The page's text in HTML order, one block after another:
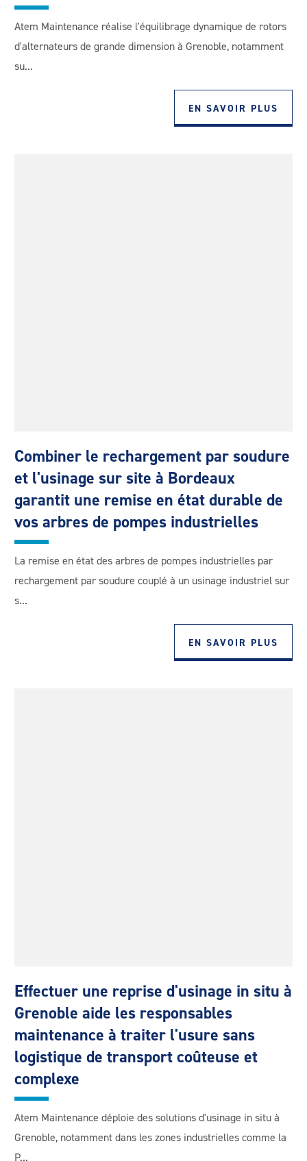
Atem Maintenance réalise l'équilibrage dynamique de rotors
d'alternateurs de grande dimension à Grenoble, notamment
su...
EN SAVOIR PLUS
Combiner le rechargement par soudure
et l'usinage sur site à Bordeaux
garantit une remise en état durable de
vos arbres de pompes industrielles
La remise en état des arbres de pompes industrielles par
rechargement par soudure couplé à un usinage industriel sur
s...
EN SAVOIR PLUS
Effectuer une reprise d'usinage in situ à
Grenoble aide les responsables
maintenance à traiter l'usure sans
logistique de transport coûteuse et
complexe
Atem Maintenance déploie des solutions d'usinage in situ à
Grenoble, notamment dans les zones industrielles comme la
P...